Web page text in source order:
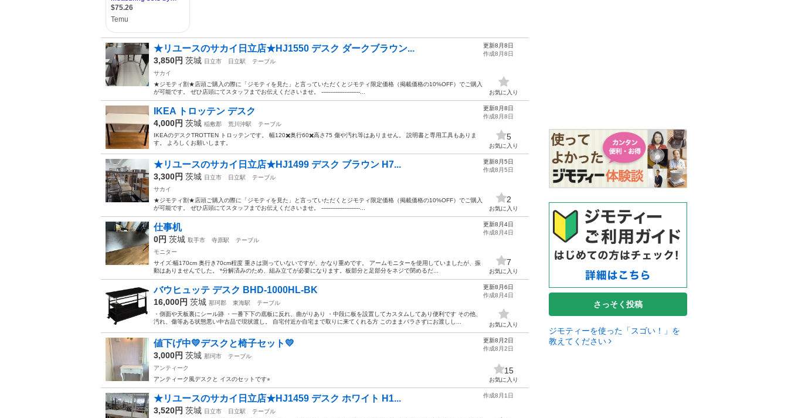
★リユースのサカイ日立店★HJ1550 デスク ダークブラウン...
3,850円 茨城 日立市 日立駅
テーブル
サカイ
★ジモティ割★店頭ご購入の際に「ジモティを見た」と言っていただくとジモティ限定価格（掲載価格の10%OFF）でご購入
が可能です。 ぜひ店頭にてスタッフまでお伝えくださいませ。 ----------------------...
更新8月8日
作成8月8日
お気に入り
IKEA トロッテン デスク
4,000円 茨城 稲敷郡 荒川沖駅
テーブル
IKEAのデスクTROTTEN トロッテンです。 幅120✖️奥行60✖️高さ75 傷や汚れ等はありません。 説明書と専用工具もありま
す。 よろしくお願いします。
更新8月8日
作成8月8日
5
お気に入り
★リユースのサカイ日立店★HJ1499 デスク ブラウン H7...
3,300円 茨城 日立市 日立駅
テーブル
サカイ
★ジモティ割★店頭ご購入の際に「ジモティを見た」と言っていただくとジモティ限定価格（掲載価格の10%OFF）でご購入
が可能です。 ぜひ店頭にてスタッフまでお伝えくださいませ。 ----------------------...
更新8月5日
作成8月5日
2
お気に入り
仕事机
0円 茨城 取手市 寺原駅
テーブル
モニター
サイズ:幅170cm 奥行き70cm程度 重さは測っていないですが、かなり重めです。 アームモニターを使用していましたが、振
動はありませんでした。 *分解済みのため、組み立てが必要になります。板部分と足部分をネジで閉めるだ...
更新8月4日
作成8月4日
7
お気に入り
バウヒュッテ デスク BHD-1000HL-BK
16,000円 茨城 那珂郡 東海駅
テーブル
・側面や天板裏にシール跡 ・一番下下の底板に反れ、曲がりあり ・中段に板を設置してカスタムしてあり便利です その他、
汚れ、傷等ある状態悪い中古品で現状渡し。 自宅付近か自宅まで取りに来てくれる方 このままバラさずにお渡しし...
更新8月6日
作成8月4日
お気に入り
値下げ中💛デスクと椅子セット💛
3,000円 茨城 那珂市
テーブル
アンティーク
アンティーク風デスクと イスのセットです⭐︎
更新8月2日
作成8月2日
15
お気に入り
★リユースのサカイ日立店★HJ1459 デスク ホワイト H1...
3,520円 茨城 日立市 日立駅
テーブル
作成8月1日
さっそく投稿
ジモティーを使った「スゴい！」を
教えてください